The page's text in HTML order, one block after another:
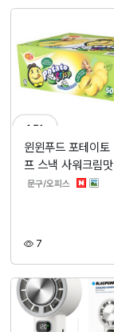
윈윈푸드 포테이토
프 스낵 사워크림맛
문구/오피스분류
7조회